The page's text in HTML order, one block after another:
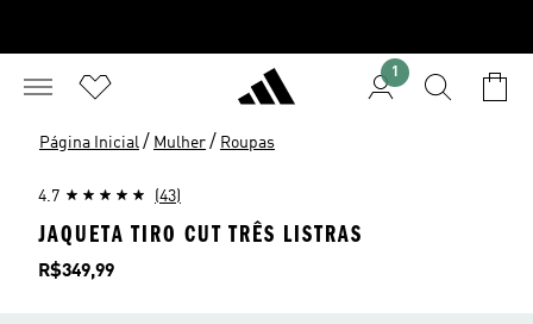
1
Página Inicial / Mulher / Roupas
4.7 (43)
JAQUETA TIRO CUT TRÊS LISTRAS
Preço
R$349,99